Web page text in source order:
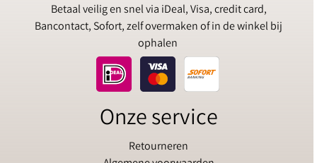
Betaal veilig en snel via iDeal, Visa, credit card,
Bancontact, Sofort, zelf overmaken of in de winkel bij
ophalen
Onze service
Retourneren